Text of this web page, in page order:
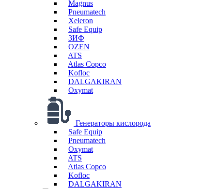
Magnus
Pneumatech
Xeleron
Safe Equip
ЗИФ
OZEN
ATS
Atlas Copco
Kofloc
DALGAKIRAN
Oxymat
Генераторы кислорода
Safe Equip
Pneumatech
Oxymat
ATS
Atlas Copco
Kofloc
DALGAKIRAN